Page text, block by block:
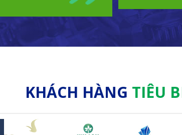
KHÁCH HÀNG TIÊU